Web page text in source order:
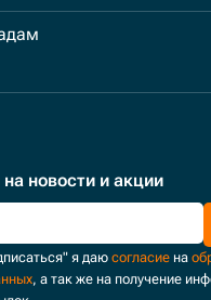
на новости и акции
я даю согласие на
, а так же на получение